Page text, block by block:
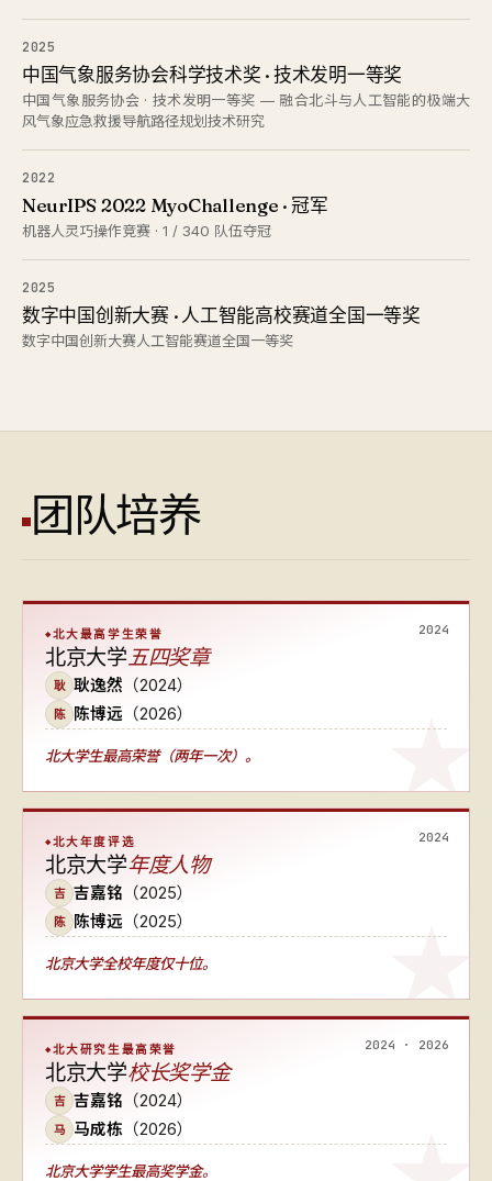
2025
中国气象服务协会科学技术奖 · 技术发明一等奖
中国气象服务协会 · 技术发明一等奖 — 融合北斗与人工智能的极端大
风气象应急救援导航路径规划技术研究
2022
NeurIPS 2022 MyoChallenge · 冠军
机器人灵巧操作竞赛 · 1 / 340 队伍夺冠
2025
数字中国创新大赛 · 人工智能高校赛道全国一等奖
数字中国创新大赛人工智能赛道全国一等奖
团队培养
2024
北大最高学生荣誉
北京大学五四奖章
耿 耿逸然 （2024）
陈 陈博远 （2026）
北大学生最高荣誉（两年一次） 。
2024
北大年度评选
北京大学年度人物
吉 吉嘉铭 （2025）
陈 陈博远 （2025）
北京大学全校年度仅十位。
2024 · 2026
北大研究生最高荣誉
北京大学校长奖学金
吉 吉嘉铭 （2024）
马 马成栋 （2026）
北京大学学生最高奖学金。